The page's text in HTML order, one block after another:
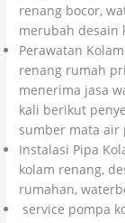
renang bocor,
merubah desain
Perawatan
renang rumah
menerima jasa
kali berikut
sumber mata air
Instalasi Pipa
kolam renang,
rumahan,
service pompa